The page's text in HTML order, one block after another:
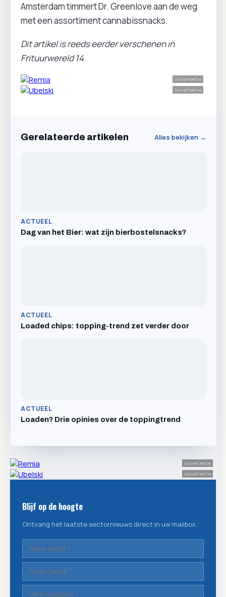
Amsterdam timmert Dr. Greenlove aan de weg
met een assortiment cannabissnacks.
Dit artikel is reeds eerder verschenen in
Frituurwereld 14
Advertentie
Advertentie
Gerelateerde artikelen Alles bekijken →
ACTUEEL
Dag van het Bier: wat zijn bierbostelsnacks?
ACTUEEL
Loaded chips: topping-trend zet verder door
ACTUEEL
Loaden? Drie opinies over de toppingtrend
Advertentie
Advertentie
Blijf op de hoogte
Ontvang het laatste sectornieuws direct in uw mailbox.